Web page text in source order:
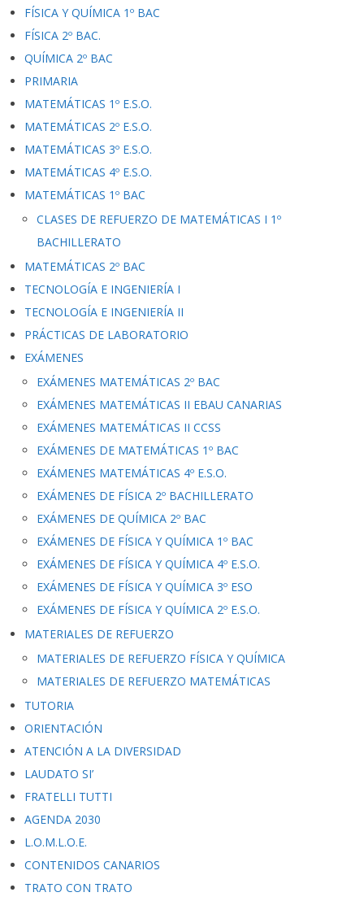
FÍSICA Y QUÍMICA 1º BAC
FÍSICA 2º BAC.
QUÍMICA 2º BAC
PRIMARIA
MATEMÁTICAS 1º E.S.O.
MATEMÁTICAS 2º E.S.O.
MATEMÁTICAS 3º E.S.O.
MATEMÁTICAS 4º E.S.O.
MATEMÁTICAS 1º BAC
CLASES DE REFUERZO DE MATEMÁTICAS I 1º
BACHILLERATO
MATEMÁTICAS 2º BAC
TECNOLOGÍA E INGENIERÍA I
TECNOLOGÍA E INGENIERÍA II
PRÁCTICAS DE LABORATORIO
EXÁMENES
EXÁMENES MATEMÁTICAS 2º BAC
EXÁMENES MATEMÁTICAS II EBAU CANARIAS
EXÁMENES MATEMÁTICAS II CCSS
EXÁMENES DE MATEMÁTICAS 1º BAC
EXÁMENES MATEMÁTICAS 4º E.S.O.
EXÁMENES DE FÍSICA 2º BACHILLERATO
EXÁMENES DE QUÍMICA 2º BAC
EXÁMENES DE FÍSICA Y QUÍMICA 1º BAC
EXÁMENES DE FÍSICA Y QUÍMICA 4º E.S.O.
EXÁMENES DE FÍSICA Y QUÍMICA 3º ESO
EXÁMENES DE FÍSICA Y QUÍMICA 2º E.S.O.
MATERIALES DE REFUERZO
MATERIALES DE REFUERZO FÍSICA Y QUÍMICA
MATERIALES DE REFUERZO MATEMÁTICAS
TUTORIA
ORIENTACIÓN
ATENCIÓN A LA DIVERSIDAD
LAUDATO SI’
FRATELLI TUTTI
AGENDA 2030
L.O.M.L.O.E.
CONTENIDOS CANARIOS
TRATO CON TRATO